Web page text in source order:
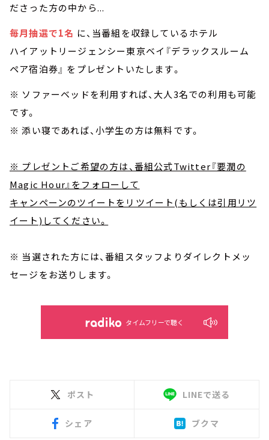
ださった方の中から...
毎月抽選で1名 に、当番組を収録しているホテル
ハイアットリージェンシー東京ベイ『デラックスルーム
ペア宿泊券』 をプレゼントいたします。
※ ソファーベッドを利用すれば、大人3名での利用も可能
です。
※ 添い寝であれば、小学生の方は無料です。
※ プレゼントご希望の方は、番組公式Twitter『要潤の
Magic Hour』をフォローして
キャンペーンのツイートをリツイート(もしくは引用リツ
イート)してください。
※ 当選された方には、番組スタッフよりダイレクトメッ
セージをお送りします。
タイムフリーで聴く
ポスト LINEで送る
シェア ブクマ